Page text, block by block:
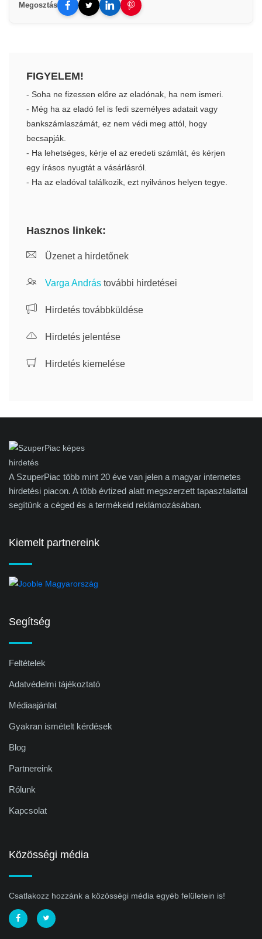
Megosztás
FIGYELEM!
- Soha ne fizessen előre az eladónak, ha nem ismeri.
- Még ha az eladó fel is fedi személyes adatait vagy
bankszámlaszámát, ez nem védi meg attól, hogy
becsapják.
- Ha lehetséges, kérje el az eredeti számlát, és kérjen
egy írásos nyugtát a vásárlásról.
- Ha az eladóval találkozik, ezt nyilvános helyen tegye.
Hasznos linkek:
Üzenet a hirdetőnek
Varga András további hirdetései
Hirdetés továbbküldése
Hirdetés jelentése
Hirdetés kiemelése
A SzuperPiac több mint 20 éve van jelen a magyar internetes
hirdetési piacon. A több évtized alatt megszerzett tapasztalattal
segítünk a céged és a termékeid reklámozásában.
Kiemelt partnereink
Segítség
Feltételek
Adatvédelmi tájékoztató
Médiaajánlat
Gyakran ismételt kérdések
Blog
Partnereink
Rólunk
Kapcsolat
Közösségi média
Csatlakozz hozzánk a közösségi média egyéb felületein is!